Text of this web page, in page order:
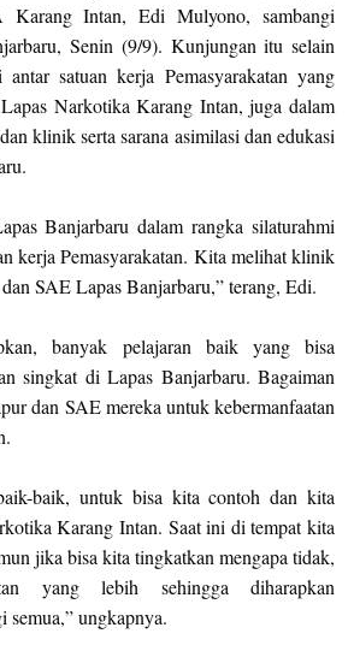
Intan, Edi Mulyono, sambangi
Senin (9/9). Kunjungan itu selain
satuan kerja Pemasyarakatan yang
Narkotika Karang Intan, juga dalam
klinik serta sarana asimilasi dan edukasi
Banjarbaru dalam rangka silaturahmi
kerja Pemasyarakatan. Kita melihat klinik
SAE Lapas Banjarbaru,” terang, Edi.
banyak pelajaran baik yang bisa
singkat di Lapas Banjarbaru. Bagaiman
dan SAE mereka untuk kebermanfaatan
baik, untuk bisa kita contoh dan kita
Karang Intan. Saat ini di tempat kita
jika bisa kita tingkatkan mengapa tidak,
yang lebih sehingga diharapkan
semua,” ungkapnya.